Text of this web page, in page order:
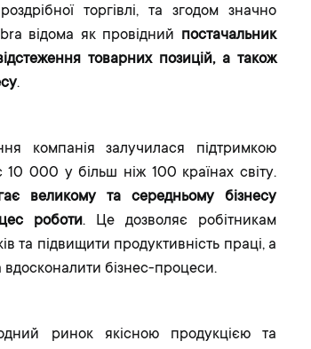
торгівлі, та згодом значно
відома як провідний постачальник
товарних позицій, а також
.
компанія залучилася підтримкою
10 000 у більш ніж 100 країнах світу.
великому та середньому бізнесу
роботи. Це дозволяє робітникам
та підвищити продуктивність праці, а
вдосконалити бізнес-процеси.
ринок якісною продукцією та